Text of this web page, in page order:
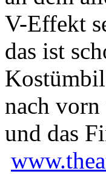
V-Effekt
das ist
nach vorn
und das